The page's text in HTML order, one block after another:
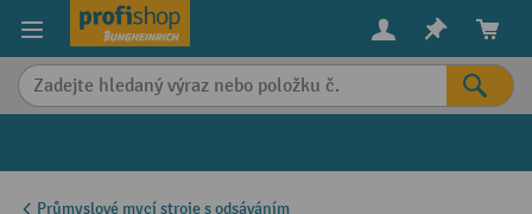
content
Průmyslové mycí stroje s odsáváním